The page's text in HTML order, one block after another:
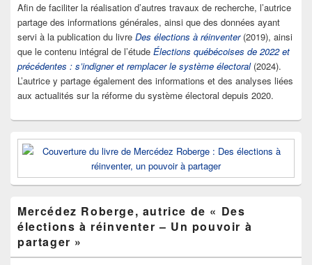
Afin de faciliter la réalisation d’autres travaux de recherche, l’autrice
partage des informations générales, ainsi que des données ayant
servi à la publication du livre Des élections à réinventer(2019), ainsi
que le contenu intégral de l’étude Élections québécoises de 2022 et
précédentes : s’indigner et remplacer le système électoral(2024).
L’autrice y partage également des informations et des analyses liées
aux actualités sur la réforme du système électoral depuis 2020.
Mercédez Roberge, autrice de « Des
élections à réinventer – Un pouvoir à
partager »